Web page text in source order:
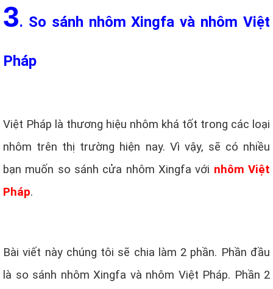
3. So sánh nhôm Xingfa và nhôm Việt
Pháp
Việt Pháp là thương hiệu nhôm khá tốt trong các loại
nhôm trên thị trường hiện nay. Vì vậy, sẽ có nhiều
bạn muốn so sánh cửa nhôm Xingfa với nhôm Việt
Pháp.
Bài viết này chúng tôi sẽ chia làm 2 phần. Phần đầu
là so sánh nhôm Xingfa và nhôm Việt Pháp. Phần 2